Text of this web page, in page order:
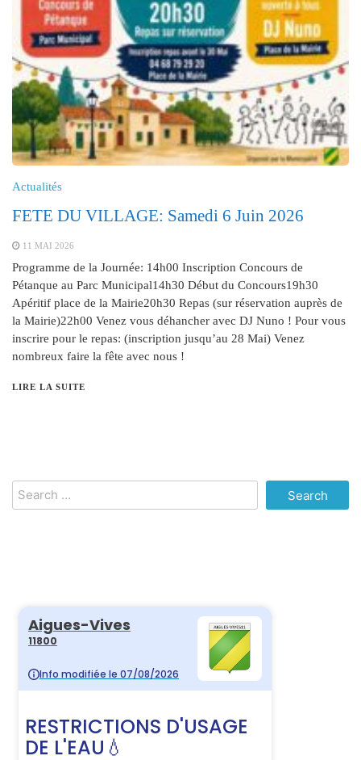
Actualités
FETE DU VILLAGE: Samedi 6 Juin 2026
11 MAI 2026
Programme de la Journée: 14h00 Inscription Concours de
Pétanque au Parc Municipal14h30 Début du Concours19h30
Apéritif place de la Mairie20h30 Repas (sur réservation auprès de
la Mairie)22h00 Venez vous déhancher avec DJ Nuno ! Pour vous
inscrire pour le repas: (inscription jusqu’au 28 Mai) Venez
nombreux faire la fête avec nous !
LIRE LA SUITE
Search
for: